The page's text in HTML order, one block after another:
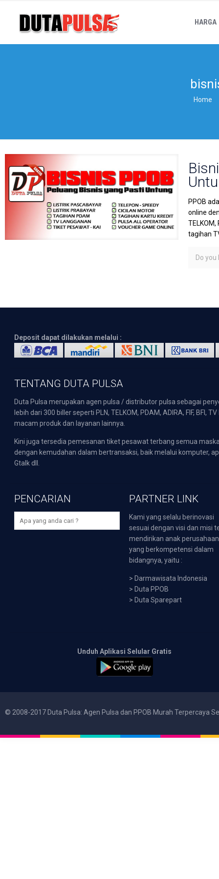
HARGA
Home
PPOB
online
tagihan
Do you
Deposit dapat dilakukan melalui :
TENTANG DUTA PULSA
Duta Pulsa merupakan agen pulsa / distributor pulsa sebagai
lebih dari 300 biller seperti PLN, TELKOM, PDAM, ADIRA, FIF,
macam produk dan layanan lainnya.
Kini juga tersedia pemesanan tiket pesawat terbang semua
dengan kemudahan dalam bertransaksi, baik melalui komputer,
Gtalk dll.
PENCARIAN PARTNER LINK
Kami yang selalu berinovasi
sesuai dengan visi dan misi
mendirikan anak perusahaan
yang berkompetensi dalam
bidangnya, yaitu :
> Darmawisata Indonesia
> Duta PPOB
> Duta Sparepart
Unduh Aplikasi Selular Gratis
© 2008-2017 Duta Pulsa: Agen Pulsa dan PPOB Murah Terpercaya